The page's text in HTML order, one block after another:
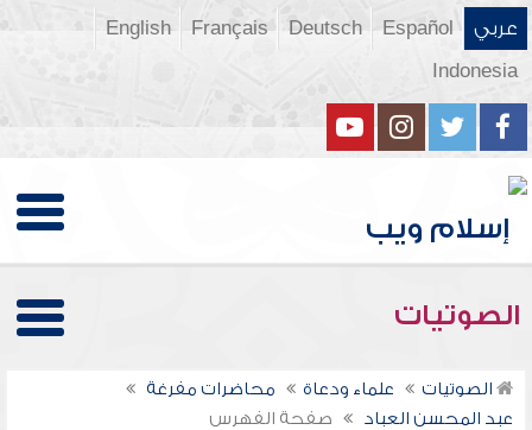
عربي Español
Deutsch
Français
English
Indonesia
الصوتيات
الصوتيات علماء ودعاة
محاضرات مفرغة
عبد المحسن العباد
صفحة الفهرس